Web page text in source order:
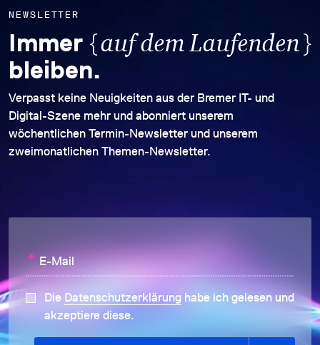
NEWSLETTER
Immer {auf dem Laufenden}
bleiben.
Verpasst keine Neuigkeiten aus der Bremer IT- und
Digital-Szene mehr und abonniert unserem
wöchentlichen Termin-Newsletter und unserem
zweimonatlichen Themen-Newsletter.
* E-Mail
Die Datenschutzerklärunghabe ich gelesen und
akzeptiere diese.